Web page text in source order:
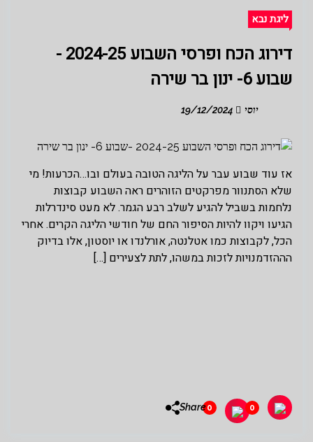
ליגת נבא
דירוג הכח ופרסי השבוע 2024-25 -
שבוע 6- ינון בר שירה
יוסי
אז עוד שבוע עבר על הליגה הטובה בעולם ובו…הכרעות! מי
שלא הסתנוור מפרקטים הזוהרים ראה השבוע קבוצות
נלחמות בשביל להגיע לשלב רבע הגמר. לא מעט סינדרלות
הגיעו ויקוו להיות הסיפור החם של חודשי הליגה הקרים. אחרי
הכל, לקבוצות כמו אטלנטה, אורלנדו או יוסטון, אלו בדיוק
הההזדמנויות לזכות במשהו, לתת לצעירים […]
0
0
Share